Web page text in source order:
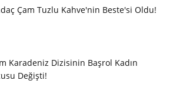
Çam Tuzlu Kahve'nin Beste'si Oldu!
Karadeniz Dizisinin Başrol Kadın
Değişti!